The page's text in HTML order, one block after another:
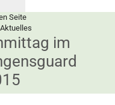
Seite
Aktuelles
im